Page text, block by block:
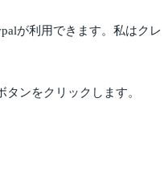
が利用できます。私はクレ
ンをクリックします。